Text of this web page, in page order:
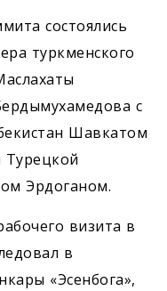
состоялись
туркменского
с
Шавкатом
Эрдоганом.
визита в
в
«Эсенбога»,